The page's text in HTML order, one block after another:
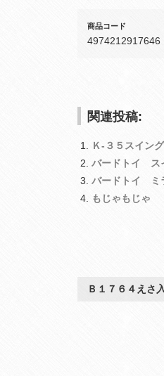
商品コード
4974212917646
関連投稿:
Ｋ‐３５スイン
バードトイ ス
バードトイ ミ
もじゃもじゃ
Ｂ１７６４えさ